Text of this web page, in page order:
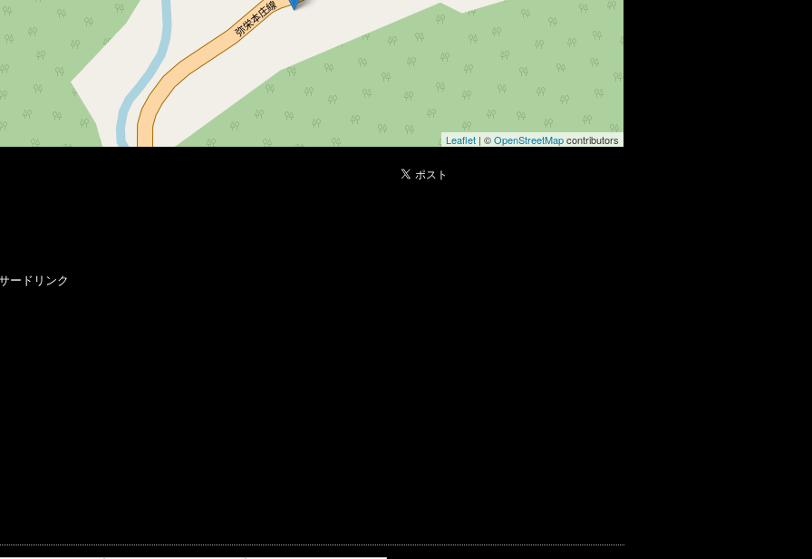
Leaflet | ©OpenStreetMapcontributors
ードリンク